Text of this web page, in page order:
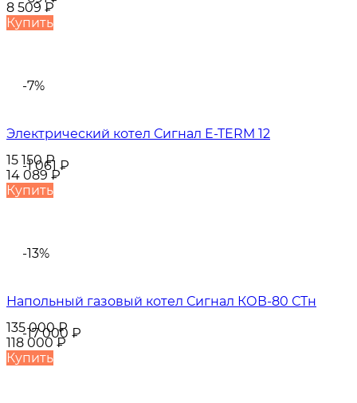
8 509 ₽
Купить
-7%
-1 061 ₽
Электрический котел Сигнал E-TERM 12
15 150₽
14 089₽
Купить
-13%
-17 000 ₽
Напольный газовый котел Сигнал КОВ-80 СТн
135 000₽
118 000₽
Купить